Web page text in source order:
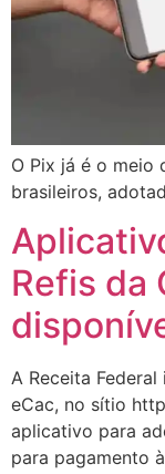
O Pix já é o meio
brasileiros,
Refis da
A Receita
eCac, no sítio
aplicativo para
para pagamento